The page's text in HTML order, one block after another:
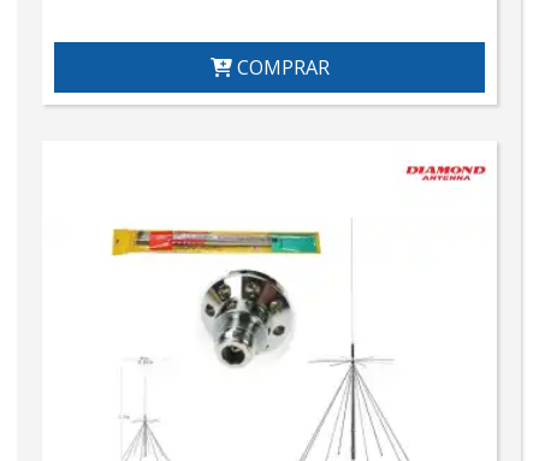
COMPRAR